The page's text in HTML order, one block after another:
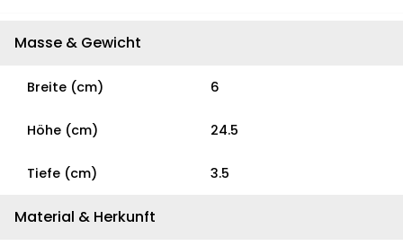
Masse & Gewicht
Breite (cm) 6
Höhe (cm) 24.5
Tiefe (cm) 3.5
Material & Herkunft